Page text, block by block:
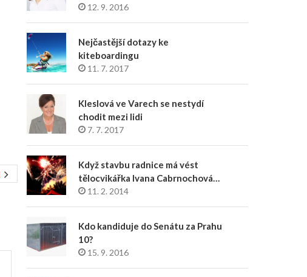
12. 9. 2016
Nejčastější dotazy ke
kiteboardingu
11. 7. 2017
Kleslová ve Varech se nestydí
chodit mezi lidi
7. 7. 2017
Když stavbu radnice má vést
tělocvikářka Ivana Cabrnochová…
11. 2. 2014
Kdo kandiduje do Senátu za Prahu
10?
15. 9. 2016